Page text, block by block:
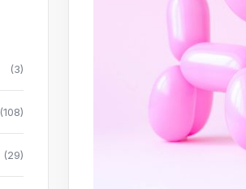
(3)
(108)
(29)